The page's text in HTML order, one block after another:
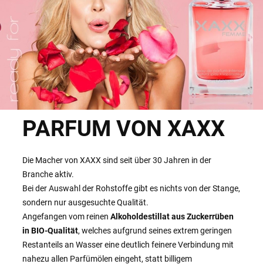
PARFUM VON XAXX
Die Macher von XAXX sind seit über 30 Jahren in der
Branche aktiv.
Bei der Auswahl der Rohstoffe gibt es nichts von der Stange,
sondern nur ausgesuchte Qualität.
Angefangen vom reinenAlkoholdestillat aus Zuckerrüben
in BIO-Qualität, welches aufgrund seines extrem geringen
Restanteils an Wasser eine deutlich feinere Verbindung mit
nahezu allen Parfümölen eingeht, statt billigem